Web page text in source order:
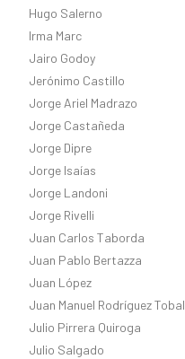
Hugo Salerno
Irma Marc
Jairo Godoy
Jerónimo Castillo
Jorge Ariel Madrazo
Jorge Castañeda
Jorge Dipre
Jorge Isaías
Jorge Landoni
Jorge Rivelli
Juan Carlos Taborda
Juan Pablo Bertazza
Juan López
Juan Manuel Rodríguez Tobal
Julio Pirrera Quiroga
Julio Salgado